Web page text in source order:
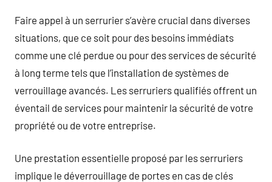
Faire appel à un serrurier s’avère crucial dans diverses
situations, que ce soit pour des besoins immédiats
comme une clé perdue ou pour des services de sécurité
à long terme tels que l’installation de systèmes de
verrouillage avancés. Les serruriers qualifiés offrent un
éventail de services pour maintenir la sécurité de votre
propriété ou de votre entreprise.
Une prestation essentielle proposé par les serruriers
implique le déverrouillage de portes en cas de clés